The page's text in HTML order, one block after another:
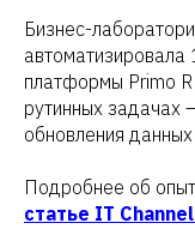
Бизнес-
платформы Primo
рутинных задачах
обновления
Подробнее об
статье IT